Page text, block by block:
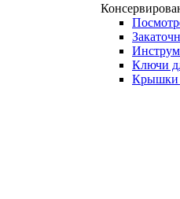
Ключи
Крышки